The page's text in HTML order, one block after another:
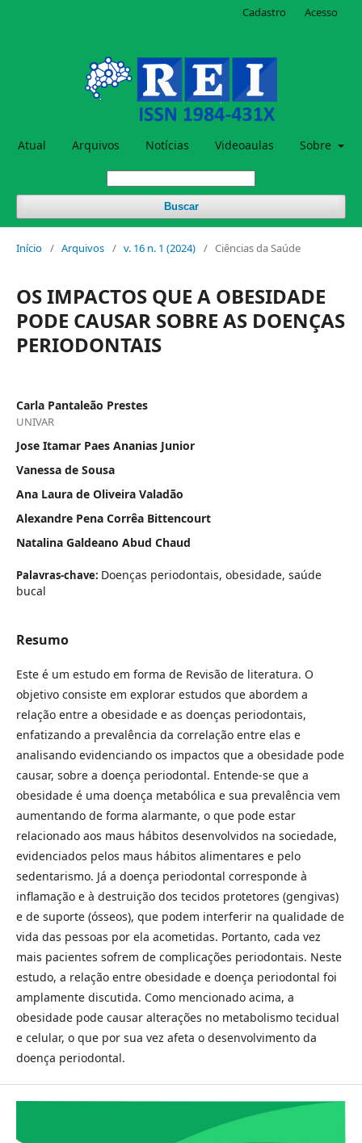
Atual Arquivos Notícias Videoaulas Sobre
Buscar
Cadastro Acesso
Início / Arquivos / v. 16 n. 1 (2024) / Ciências da Saúde
OS IMPACTOS QUE A OBESIDADE
PODE CAUSAR SOBRE AS DOENÇAS
PERIODONTAIS
Carla Pantaleão Prestes
UNIVAR
Jose Itamar Paes Ananias Junior
Vanessa de Sousa
Ana Laura de Oliveira Valadão
Alexandre Pena Corrêa Bittencourt
Natalina Galdeano Abud Chaud
Palavras-chave: Doenças periodontais, obesidade, saúde
bucal
Resumo
Este é um estudo em forma de Revisão de literatura. O
objetivo consiste em explorar estudos que abordem a
relação entre a obesidade e as doenças periodontais,
enfatizando a prevalência da correlação entre elas e
analisando evidenciando os impactos que a obesidade pode
causar, sobre a doença periodontal. Entende-se que a
obesidade é uma doença metabólica e sua prevalência vem
aumentando de forma alarmante, o que pode estar
relacionado aos maus hábitos desenvolvidos na sociedade,
evidenciados pelos maus hábitos alimentares e pelo
sedentarismo. Já a doença periodontal corresponde à
inflamação e à destruição dos tecidos protetores (gengivas)
e de suporte (ósseos), que podem interferir na qualidade de
vida das pessoas por ela acometidas. Portanto, cada vez
mais pacientes sofrem de complicações periodontais. Neste
estudo, a relação entre obesidade e doença periodontal foi
amplamente discutida. Como mencionado acima, a
obesidade pode causar alterações no metabolismo tecidual
e celular, o que por sua vez afeta o desenvolvimento da
doença periodontal.